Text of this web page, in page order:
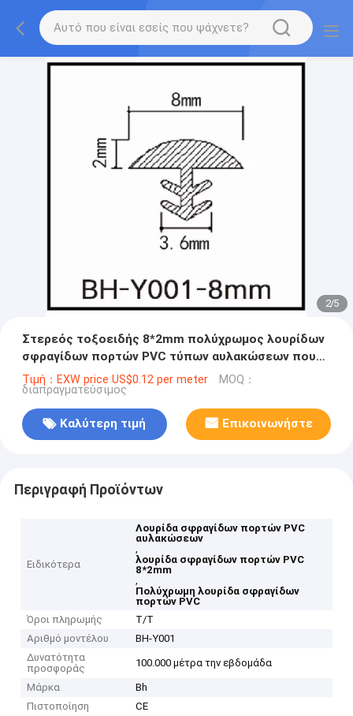
2/5
Στερεός τοξοειδής 8*2mm πολύχρωμος λουρίδων
σφραγίδων πορτών PVC τύπων αυλακώσεων που
υποστηρίζεται
Τιμή：EXW price US$0.12 per meter MOQ：
διαπραγματεύσιμος
Καλύτερη τιμή Επικοινωνήστε
Περιγραφή Προϊόντων
Ειδικότερα
Λουρίδα σφραγίδων πορτών PVC
αυλακώσεων
,
λουρίδα σφραγίδων πορτών PVC
8*2mm
,
Πολύχρωμη λουρίδα σφραγίδων
πορτών PVC
Όροι πληρωμής
T/T
Αριθμό μοντέλου
BH-Y001
Δυνατότητα
προσφοράς
100.000 μέτρα την εβδομάδα
Μάρκα
Bh
Πιστοποίηση
CE